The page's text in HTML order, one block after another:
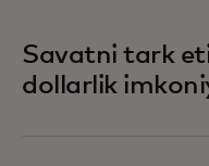
Savatni tark
dollarlik